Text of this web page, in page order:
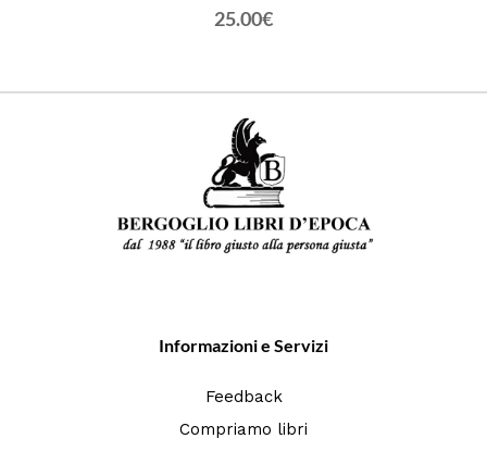
25.00€
Informazioni e Servizi
Feedback
Compriamo libri